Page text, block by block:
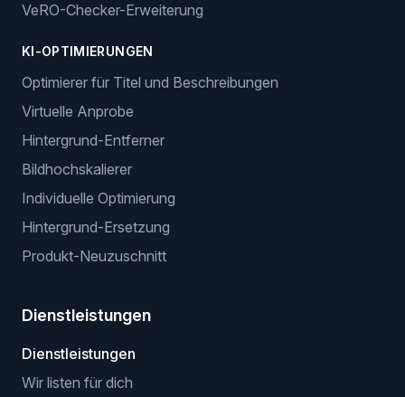
VeRO-Checker-Erweiterung
KI-OPTIMIERUNGEN
Optimierer für Titel und Beschreibungen
Virtuelle Anprobe
Hintergrund-Entferner
Bildhochskalierer
Individuelle Optimierung
Hintergrund-Ersetzung
Produkt-Neuzuschnitt
Dienstleistungen
Dienstleistungen
Wir listen für dich